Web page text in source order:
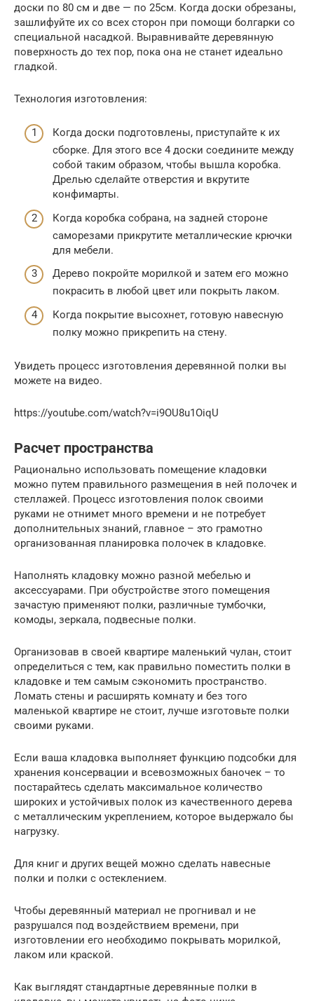
доски по 80 см и две — по 25см. Когда доски обрезаны,
зашлифуйте их со всех сторон при помощи болгарки со
специальной насадкой. Выравнивайте деревянную
поверхность до тех пор, пока она не станет идеально
гладкой.
Технология изготовления:
Когда доски подготовлены, приступайте к их
сборке. Для этого все 4 доски соедините между
собой таким образом, чтобы вышла коробка.
Дрелью сделайте отверстия и вкрутите
конфимарты.
Когда коробка собрана, на задней стороне
саморезами прикрутите металлические крючки
для мебели.
Дерево покройте морилкой и затем его можно
покрасить в любой цвет или покрыть лаком.
Когда покрытие высохнет, готовую навесную
полку можно прикрепить на стену.
Увидеть процесс изготовления деревянной полки вы
можете на видео.
https://youtube.com/watch?v=i9OU8u1OiqU
Расчет пространства
Рационально использовать помещение кладовки
можно путем правильного размещения в ней полочек и
стеллажей. Процесс изготовления полок своими
руками не отнимет много времени и не потребует
дополнительных знаний, главное – это грамотно
организованная планировка полочек в кладовке.
Наполнять кладовку можно разной мебелью и
аксессуарами. При обустройстве этого помещения
зачастую применяют полки, различные тумбочки,
комоды, зеркала, подвесные полки.
Организовав в своей квартире маленький чулан, стоит
определиться с тем, как правильно поместить полки в
кладовке и тем самым сэкономить пространство.
Ломать стены и расширять комнату и без того
маленькой квартире не стоит, лучше изготовьте полки
своими руками.
Если ваша кладовка выполняет функцию подсобки для
хранения консервации и всевозможных баночек – то
постарайтесь сделать максимальное количество
широких и устойчивых полок из качественного дерева
с металлическим укреплением, которое выдержало бы
нагрузку.
Для книг и других вещей можно сделать навесные
полки и полки с остеклением.
Чтобы деревянный материал не прогнивал и не
разрушался под воздействием времени, при
изготовлении его необходимо покрывать морилкой,
лаком или краской.
Как выглядят стандартные деревянные полки в